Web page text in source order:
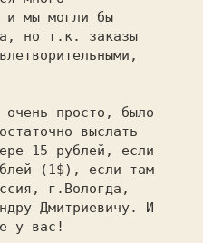
и мы могли бы
но т.к. заказы
очень просто, было
выслать
15 рублей, если
(1$), если там
г.Вологда,
Дмитриевичу. И
у вас!